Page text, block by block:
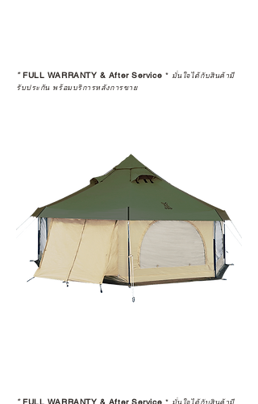
*FULL WARRANTY & After Service * มั่นใจได้กับสินค้ามี
รับประกัน พร้อมบริการหลังการขาย
*